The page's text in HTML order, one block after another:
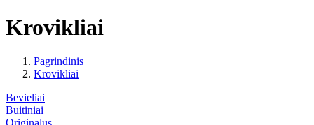
Krovikliai
Pagrindinis
Krovikliai
Bevieliai
Buitiniai